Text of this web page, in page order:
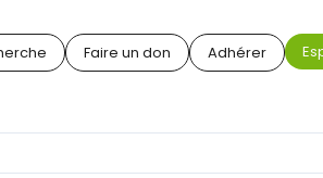
Faire un don Adhérer